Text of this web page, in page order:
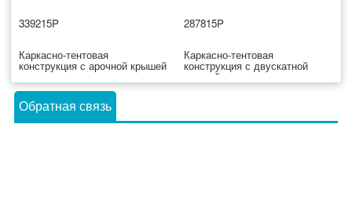
339215P 287815P
Каркасно-тентовая
конструкция с арочной крышей
Каркасно-тентовая
конструкция с двускатной
крышей
Обратная связь